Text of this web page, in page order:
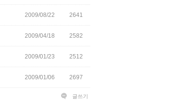
2009/08/22 2641
2009/04/18 2582
2009/01/23 2512
2009/01/06 2697
글쓰기